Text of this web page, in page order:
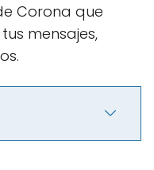
Corona que
mensajes,